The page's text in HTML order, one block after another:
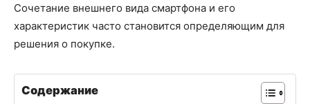
Сочетание внешнего вида смартфона и его
характеристик часто становится определяющим для
решения о покупке.
Содержание